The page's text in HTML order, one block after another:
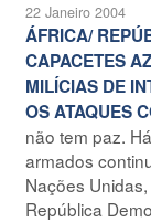
22 Janeiro 2004
ÁFRICA/
CAPACETES
MILÍCIAS DE
OS ATAQUES
não tem paz.
armados
Nações
República